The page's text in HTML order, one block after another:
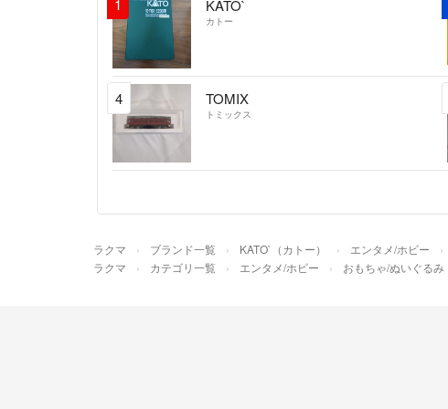
KATO`
カトー
4 TOMIX
トミックス
ラクマ ブランド一覧 KATO`（カトー） エンタメ/ホビー
ラクマ カテゴリ一覧 エンタメ/ホビー おもちゃ/ぬいぐるみ